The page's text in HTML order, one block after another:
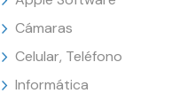
Cámaras
Celular, Teléfono
Informática